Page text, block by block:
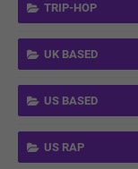
TRIP-HOP
UK BASED
US BASED
US RAP